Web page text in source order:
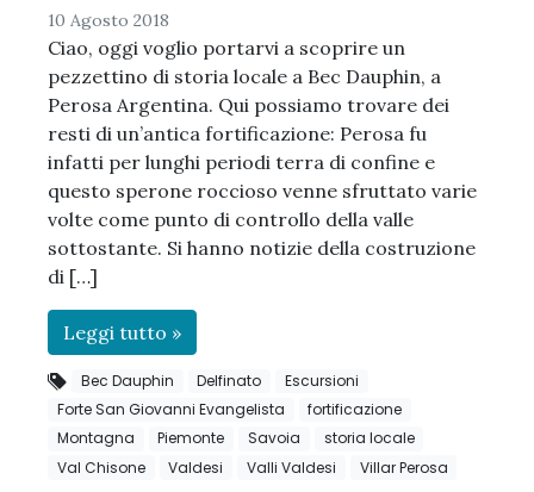
10 Agosto 2018
Ciao, oggi voglio portarvi a scoprire un
pezzettino di storia locale a Bec Dauphin, a
Perosa Argentina. Qui possiamo trovare dei
resti di un’antica fortificazione: Perosa fu
infatti per lunghi periodi terra di confine e
questo sperone roccioso venne sfruttato varie
volte come punto di controllo della valle
sottostante. Si hanno notizie della costruzione
di […]
Leggi tutto »
Bec Dauphin Delfinato
Escursioni
Forte San Giovanni Evangelista
fortificazione
Montagna
Piemonte Savoia
storia locale
Val Chisone
Valdesi Valli Valdesi Villar Perosa